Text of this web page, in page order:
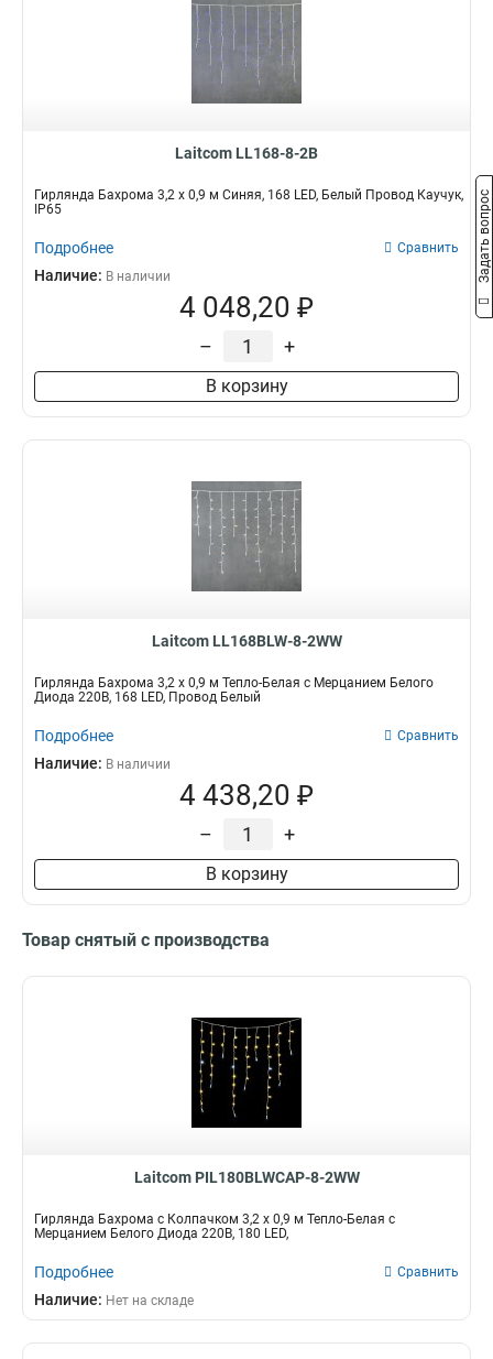
Laitcom LL168-8-2B
Гирлянда Бахрома 3,2 х 0,9 м Синяя, 168 LED, Белый Провод Каучук,
IP65
Подробнее Сравнить
Наличие: В наличии
4 048,20 ₽
– +
В корзину
Laitcom LL168BLW-8-2WW
Гирлянда Бахрома 3,2 x 0,9 м Тепло-Белая с Мерцанием Белого
Диода 220В, 168 LED, Провод Белый
Подробнее Сравнить
Наличие: В наличии
4 438,20 ₽
– +
В корзину
Товар снятый с производства
Laitcom PIL180BLWCAP-8-2WW
Гирлянда Бахрома с Колпачком 3,2 x 0,9 м Тепло-Белая с
Мерцанием Белого Диода 220В, 180 LED,
Подробнее Сравнить
Наличие: Нет на складе
Задать вопрос